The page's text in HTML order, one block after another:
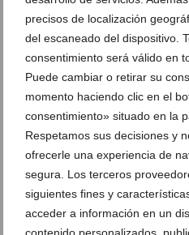
precisos de localización
del escaneado del dispositivo.
consentimiento será válido en
Puede cambiar o retirar su
momento haciendo clic en el
consentimiento» situado en la
Respetamos sus decisiones y
ofrecerle una experiencia de
segura. Los terceros
siguientes fines y
acceder a información en un
IX Marcha Solidaria a favor del CEE
Raquel Payà 86
IX Marcha Solidaria a favor del CEE
Raquel Payà 88
IX Marcha Solidaria a favor del CEE
Raquel Payà 90
Raquel Payà 92